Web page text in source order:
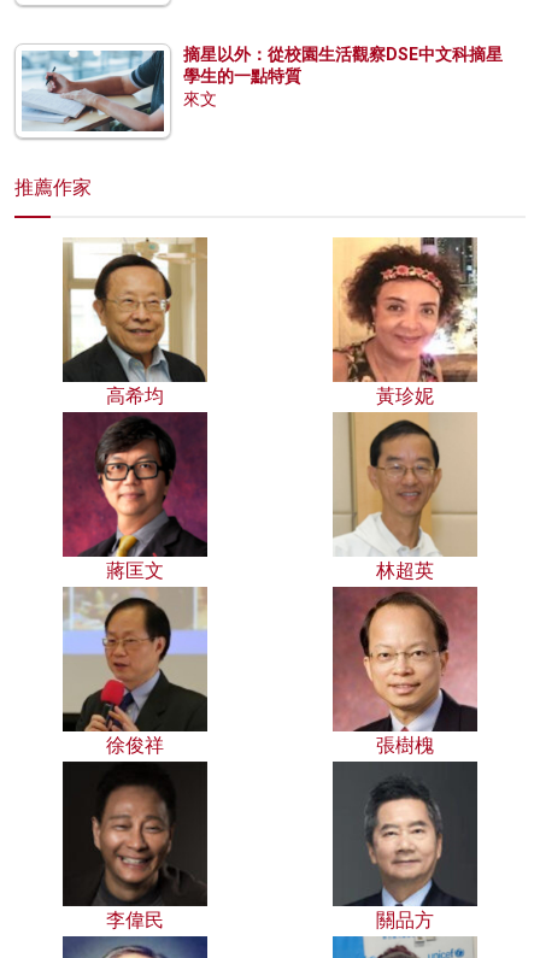
摘星以外：從校園生活觀察DSE中文科摘星
學生的一點特質
來文
推薦作家
高希均 黃珍妮
蔣匡文 林超英
徐俊祥 張樹槐
李偉民 關品方